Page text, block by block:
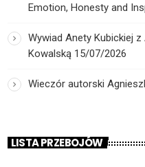
Emotion, Honesty and
Wywiad Anety Kubickiej
Kowalską 15/07/2026
Wieczór autorski
LISTA PRZEBOJÓW